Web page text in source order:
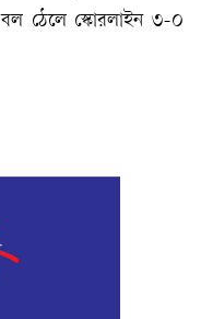
ঠেলে স্কোরলাইন ৩-০